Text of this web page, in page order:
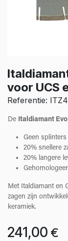
voor UCS
Referentie:
De Italdiamant
Geen
20% snellere
20% langere
Met Italdiamant en
zagen zijn
keramiek.
241,00 €